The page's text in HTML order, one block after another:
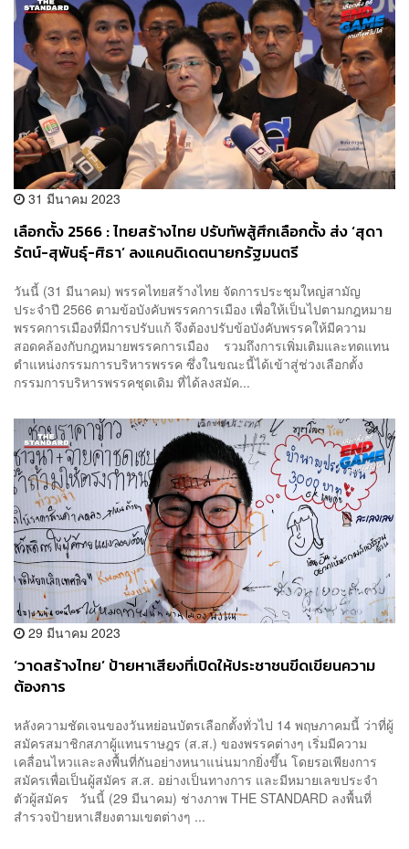
31 มีนาคม 2023
เลือกตั้ง 2566 : ไทยสร้างไทย ปรับทัพสู้ศึกเลือกตั้ง ส่ง ‘สุดา
รัตน์-สุพันธุ์-ศิธา’ ลงแคนดิเดตนายกรัฐมนตรี
วันนี้ (31 มีนาคม) พรรคไทยสร้างไทย จัดการประชุมใหญ่สามัญ
ประจำปี 2566 ตามข้อบังคับพรรคการเมือง เพื่อให้เป็นไปตามกฎหมาย
พรรคการเมืองที่มีการปรับแก้ จึงต้องปรับข้อบังคับพรรคให้มีความ
สอดคล้องกับกฎหมายพรรคการเมือง รวมถึงการเพิ่มเติมและทดแทน
ตำแหน่งกรรมการบริหารพรรค ซึ่งในขณะนี้ได้เข้าสู่ช่วงเลือกตั้ง
กรรมการบริหารพรรคชุดเดิม ที่ได้ลงสมัค...
29 มีนาคม 2023
‘วาดสร้างไทย’ ป้ายหาเสียงที่เปิดให้ประชาชนขีดเขียนความ
ต้องการ
หลังความชัดเจนของวันหย่อนบัตรเลือกตั้งทั่วไป 14 พฤษภาคมนี้ ว่าที่ผู้
สมัครสมาชิกสภาผู้แทนราษฎร (ส.ส.) ของพรรคต่างๆ เริ่มมีความ
เคลื่อนไหวและลงพื้นที่กันอย่างหนาแน่นมากยิ่งขึ้น โดยรอเพียงการ
สมัครเพื่อเป็นผู้สมัคร ส.ส. อย่างเป็นทางการ และมีหมายเลขประจำ
ตัวผู้สมัคร วันนี้ (29 มีนาคม) ช่างภาพ THE STANDARD ลงพื้นที่
สำรวจป้ายหาเสียงตามเขตต่างๆ ...